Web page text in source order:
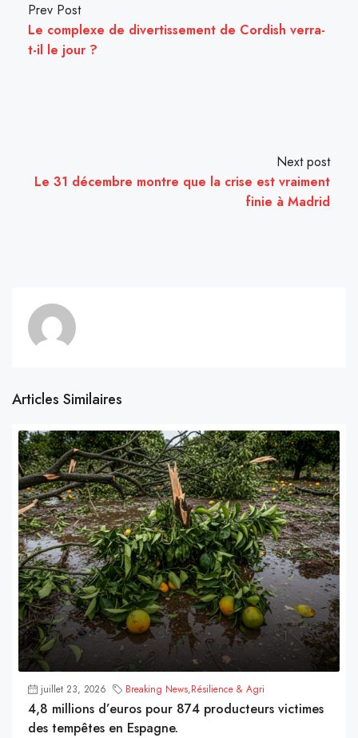
Prev Post
Le complexe de divertissement de Cordish verra-
t-il le jour ?
Next post
Le 31 décembre montre que la crise est vraiment
finie à Madrid
Articles Similaires
juillet 23, 2026 Breaking News,Résilience & Agri
4,8 millions d’euros pour 874 producteurs victimes
des tempêtes en Espagne.